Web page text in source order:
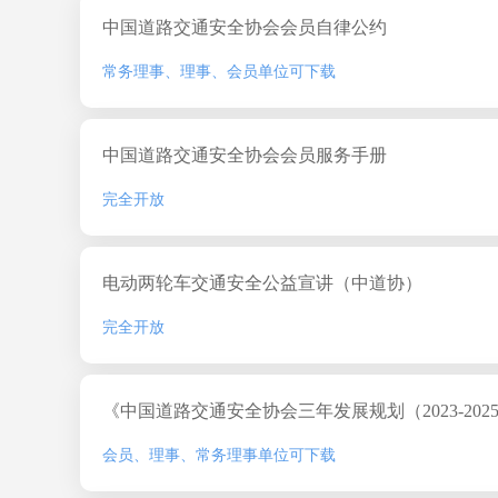
中国道路交通安全协会会员自律公约
常务理事、理事、会员单位可下载
中国道路交通安全协会会员服务手册
完全开放
电动两轮车交通安全公益宣讲（中道协）
完全开放
《中国道路交通安全协会三年发展规划（2023-
会员、理事、常务理事单位可下载